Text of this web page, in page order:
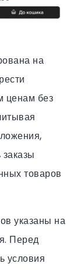
на
ценам без
товаров
указаны на
Перед
условия